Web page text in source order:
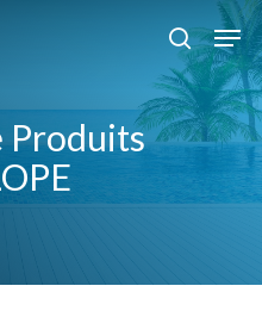
search
Produits
Close
Menu